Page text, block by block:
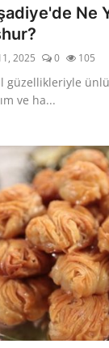
Ne
2025 0 105
güzellikleriyle
ve ha...